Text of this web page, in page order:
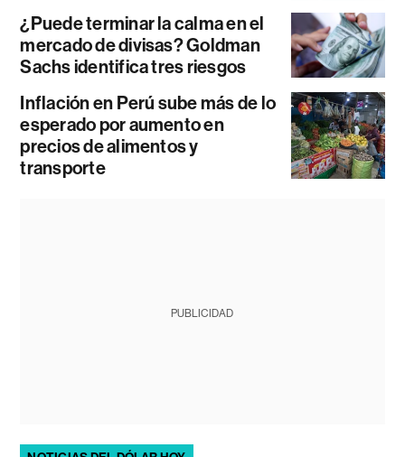
¿Puede terminar la calma en el
mercado de divisas? Goldman
Sachs identifica tres riesgos
Inflación en Perú sube más de lo
esperado por aumento en
precios de alimentos y
transporte
PUBLICIDAD